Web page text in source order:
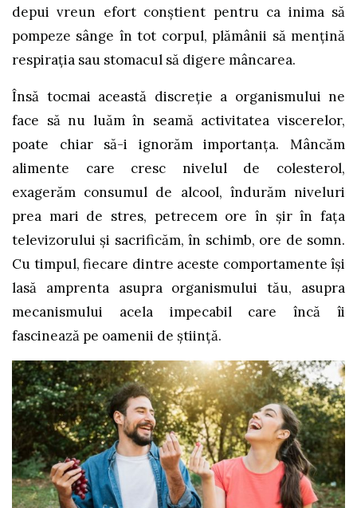
depui vreun efort conștient pentru ca inima să
pompeze sânge în tot corpul, plămânii să mențină
respirația sau stomacul să digere mâncarea.
Însă tocmai această discreție a organismului ne
face să nu luăm în seamă activitatea viscerelor,
poate chiar să-i ignorăm importanța. Mâncăm
alimente care cresc nivelul de colesterol,
exagerăm consumul de alcool, îndurăm niveluri
prea mari de stres, petrecem ore în șir în fața
televizorului și sacrificăm, în schimb, ore de somn.
Cu timpul, fiecare dintre aceste comportamente își
lasă amprenta asupra organismului tău, asupra
mecanismului acela impecabil care încă îi
fascinează pe oamenii de știință.